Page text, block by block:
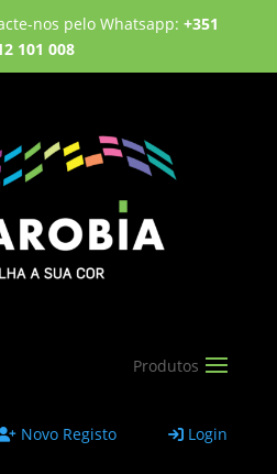
nos pelo Whatsapp: +351
101 008
Novo Registo Login